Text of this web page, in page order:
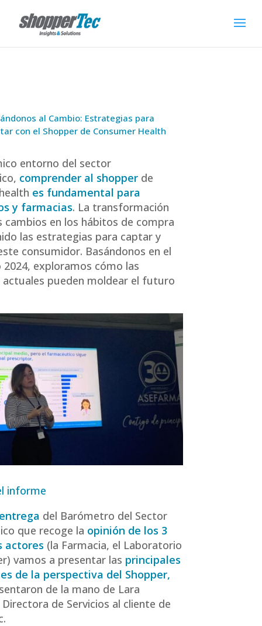
al Cambio: Estrategias para
con el Shopper de Consumer Health
entorno del sector
comprender al shopper de
es fundamental para
y farmacias. La transformación
cambios en los hábitos de compra
las estrategias para captar y
consumidor. Basándonos en el
exploramos cómo las
actuales pueden moldear el futuro
informe
del Barómetro del Sector
que recoge la opinión de los 3
actores (la Farmacia, el Laboratorio
vamos a presentar las principales
de la perspectiva del Shopper,
de la mano de Lara
de Servicios al cliente de